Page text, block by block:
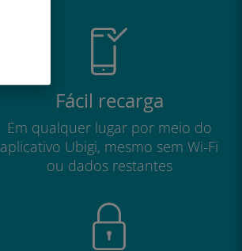
Fácil recarga
Em qualquer lugar por meio do
aplicativo Ubigi, mesmo sem Wi-Fi
ou dados restantes